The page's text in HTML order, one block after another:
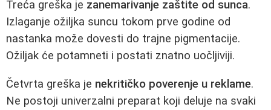
Treća greška je zanemarivanje zaštite od sunca.
Izlaganje ožiljka suncu tokom prve godine od
nastanka može dovesti do trajne pigmentacije.
Ožiljak će potamneti i postati znatno uočljiviji.
Četvrta greška je nekritičko poverenje u reklame.
Ne postoji univerzalni preparat koji deluje na svaki